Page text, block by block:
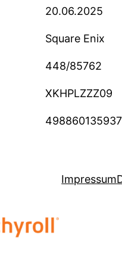
20.06.2025
Square Enix
448/85762
XKHPLZZZ09
Impressum